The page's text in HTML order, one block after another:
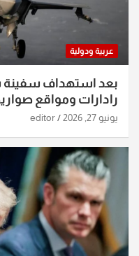
عربية ودولية
بعد استهداف سفينة
رادارات ومواقع
الساعات الماضية
يونيو 27, 2026 editor